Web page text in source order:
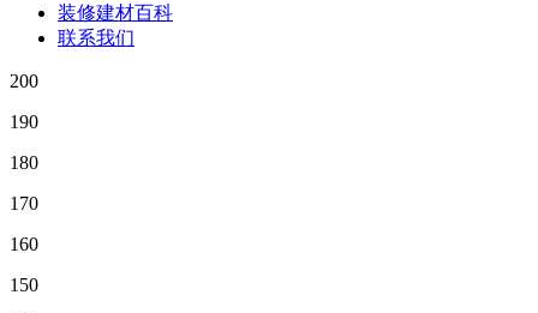
装修建材百科
联系我们
200
190
180
170
160
150